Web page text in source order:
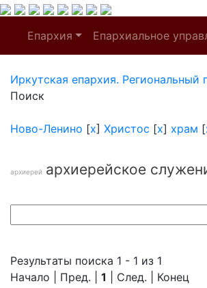
Епархия Епархиальное
Иркутская епархия. Региональный
Поиск
Ново-Ленино [x] Христос [x] храм [
архиерей архиерейское
Результаты поиска 1 - 1 из 1
Начало | Пред. | 1 | След. | Конец